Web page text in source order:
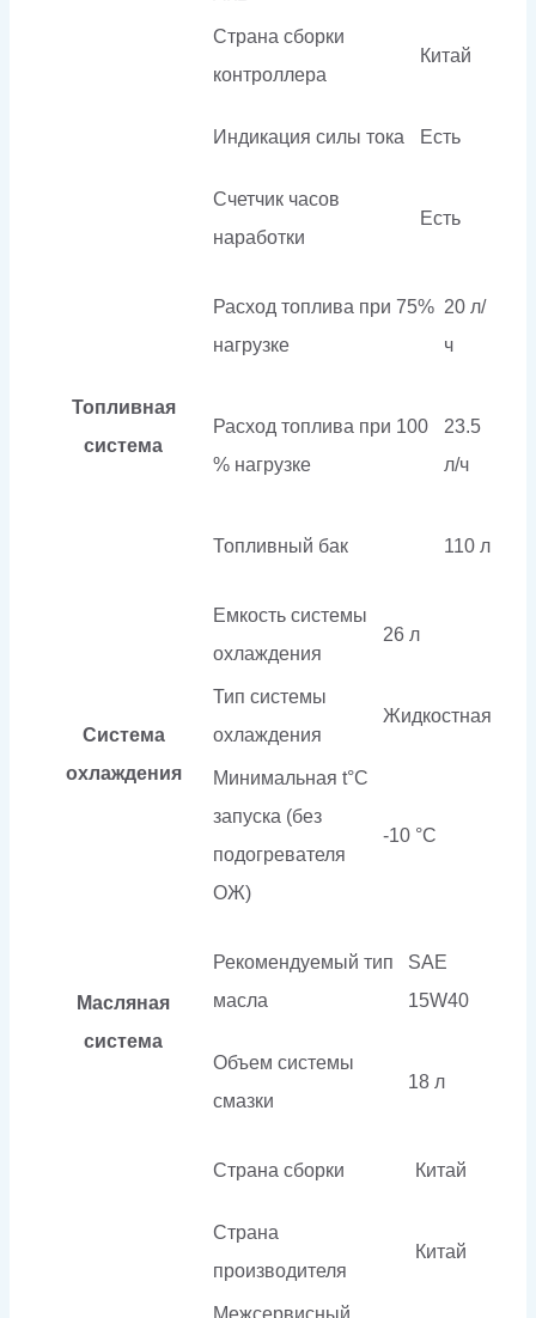
Страна сборки
контроллера
Китай
Индикация силы тока Есть
Счетчик часов
наработки
Есть
Топливная
система
Расход топлива при 75%
нагрузке
20 л/
ч
Расход топлива при 100
% нагрузке
23.5
л/ч
Топливный бак 110 л
Система
охлаждения
Емкость системы
охлаждения
26 л
Тип системы
охлаждения
Жидкостная
Минимальная t°С
запуска (без
подогревателя
ОЖ)
-10 °С
Масляная
система
Рекомендуемый тип
масла
SAE
15W40
Объем системы
смазки
18 л
Страна сборки Китай
Страна
производителя
Китай
Межсервисный